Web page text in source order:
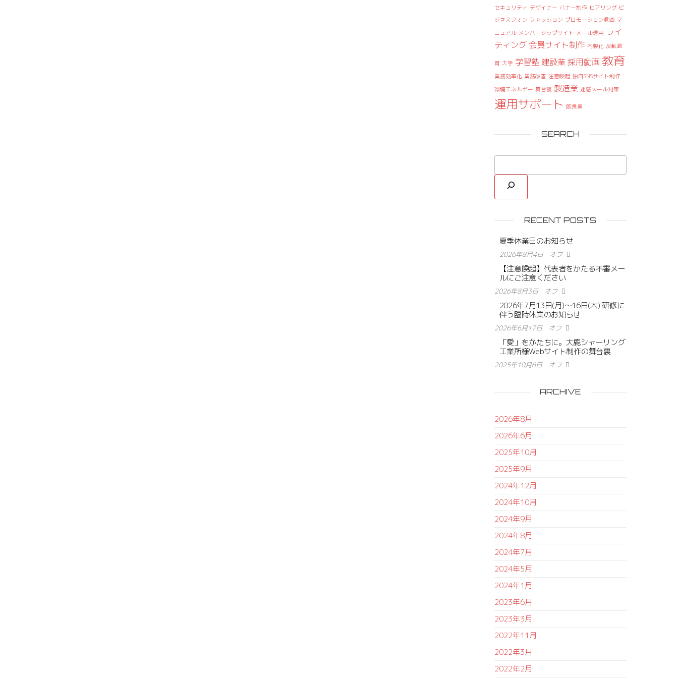
セキュリティ デザイナー バナー制作 ヒアリング ビ
ジネスフォン ファッション プロモーション動画 マ
ニュアル メンバーシップサイト メール運用 ライ
ティング 会員サイト制作 内製化 反転教
育 大学 学習塾 建設業 採用動画 教育
業務効率化 業務改善 注意喚起 独自SNSサイト制作
環境エネルギー 舞台裏 製造業 迷惑メール対策
運用サポート 飲食業
SEARCH
RECENT POSTS
夏季休業日のお知らせ
2026年8月4日 オフ
【注意喚起】代表者をかたる不審メー
ルにご注意ください
2026年8月3日 オフ
2026年7月13日(月)〜16日(木) 研修に
伴う臨時休業のお知らせ
2026年6月17日 オフ
「愛」をかたちに。大鹿シャーリング
工業所様Webサイト制作の舞台裏
2025年10月6日 オフ
ARCHIVE
2026年8月
2026年6月
2025年10月
2025年9月
2024年12月
2024年10月
2024年9月
2024年8月
2024年7月
2024年5月
2024年1月
2023年6月
2023年3月
2022年11月
2022年3月
2022年2月